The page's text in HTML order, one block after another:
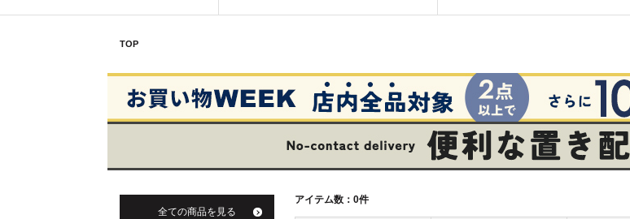
TOP
アイテム数： 0件
全ての商品を見る